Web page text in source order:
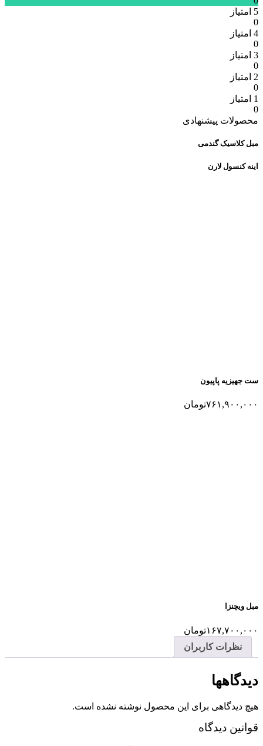
5 امتیاز
0
4 امتیاز
0
3 امتیاز
0
2 امتیاز
0
1 امتیاز
0
محصولات پیشنهادی
مبل کلاسیک گندمی
اینه کنسول لارن
ست جهیزیه پاپیون
۷۶۱,۹۰۰,۰۰۰تومان
مبل ویچنزا
۱۶۷,۷۰۰,۰۰۰تومان
نظرات کاربران
دیدگاهها
هیچ دیدگاهی برای این محصول نوشته نشده است.
قوانین دیدگاه